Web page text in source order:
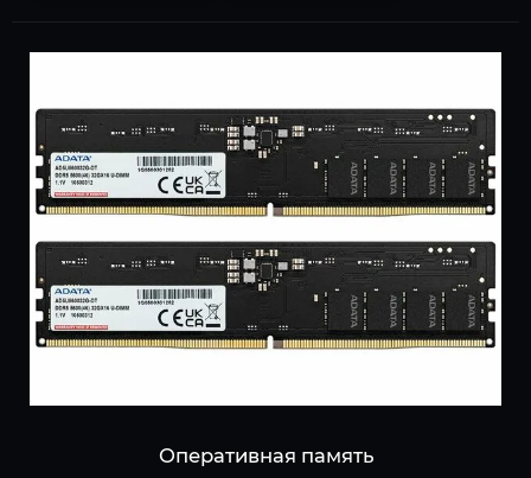
Оперативная память